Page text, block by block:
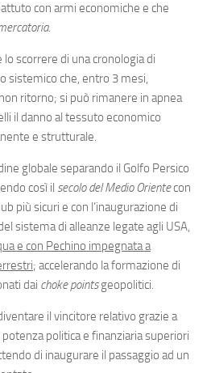
con armi economiche e che
.
scorrere di una cronologia di
sistemico che, entro 3 mesi,
ritorno; si può rimanere in apnea
il danno al tessuto economico
e strutturale.
globale separando il Golfo Persico
così il secolo del Medio Orientecon
più sicuri e con l’inaugurazione di
sistema di alleanze legate agli USA,
e con Pechino impegnata a
; accelerando la formazione di
dai choke pointsgeopolitici.
il vincitore relativo grazie a
politica e finanziaria superiori
di inaugurare il passaggio ad un